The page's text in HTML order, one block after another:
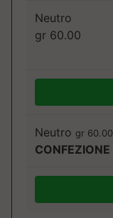
Neutro
gr 60.00
Neutro gr 60.00